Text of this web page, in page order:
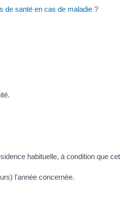
de santé en cas de maladie ?
habituelle, à condition que
l'année concernée.